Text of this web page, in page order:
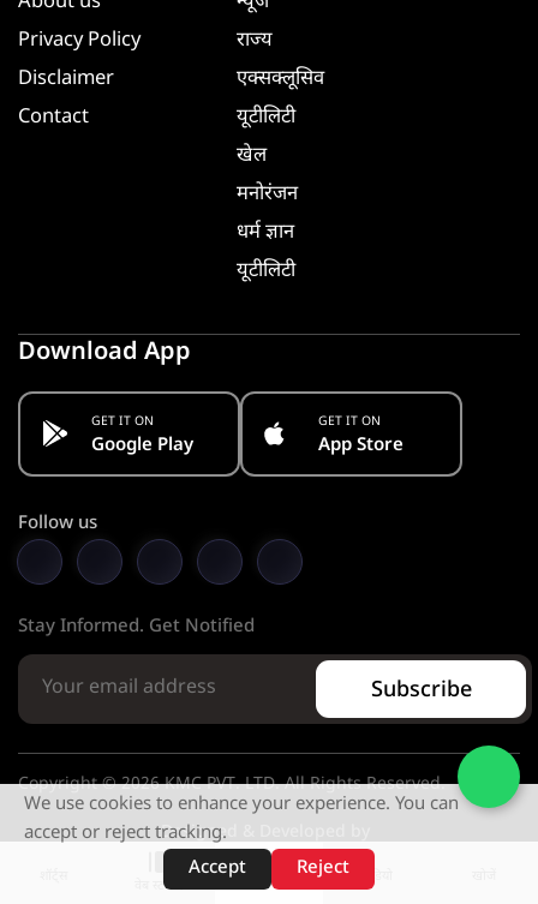
वेब स्टोरीज़
Privacy Policy
Disclaimer
Contact
राज्य
एक्सक्लूसिव
यूटीलिटी
खेल
मनोरंजन
धर्म ज्ञान
यूटीलिटी
Download App
GET IT ON
Google Play
GET IT ON
App Store
Follow us
Stay Informed. Get Notified
Subscribe
Copyright © 2026 KMC PVT. LTD. All Rights Reserved.
Designed & Developed by
We use cookies to enhance your experience. You can
accept or reject tracking.
Accept
Reject